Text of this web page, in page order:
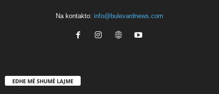
Na kontakto: info@bulevardnews.com
EDHE MË SHUMË LAJME